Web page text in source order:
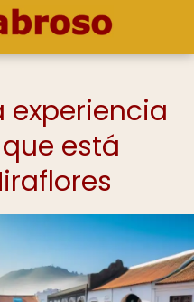
experiencia
está